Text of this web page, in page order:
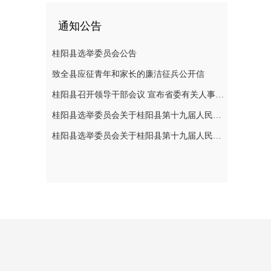
通知公告
桂阳县选举委员会公告
致全县应征青年和家长的廉洁征兵公开信
桂阳县召开领导干部会议 宣布省委有关人事安排决定
桂阳县选举委员会关于桂阳县第十九届人民代表大会代表选举日的公告
桂阳县选举委员会关于桂阳县第十九届人民代表大会代表选举日的公告